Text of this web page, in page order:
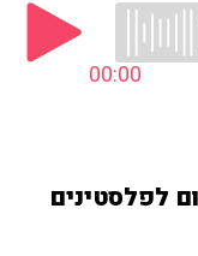
00:00
לפלסטינים